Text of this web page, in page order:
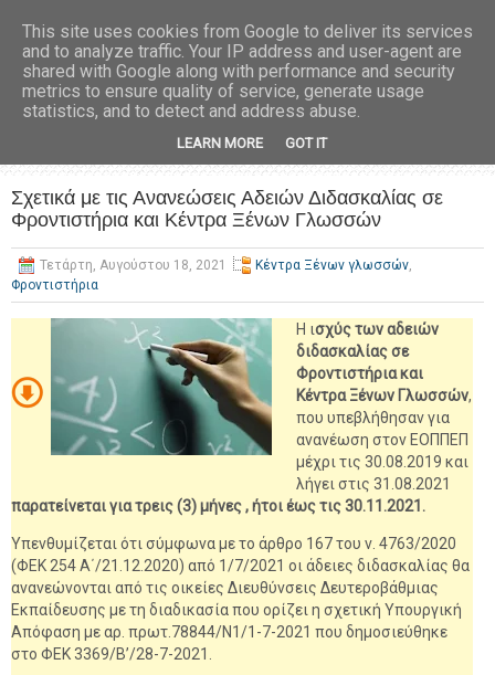
Σχετικά με τις Ανανεώσεις Αδειών Διδασκαλίας σε
Φροντιστήρια και Κέντρα Ξένων Γλωσσών
Τετάρτη, Αυγούστου 18, 2021 Κέντρα Ξένων γλωσσών,
Φροντιστήρια
H ισχύς των αδειών
διδασκαλίας σε
Φροντιστήρια και
Κέντρα Ξένων Γλωσσών,
που υπεβλήθησαν για
ανανέωση στον ΕΟΠΠΕΠ
μέχρι τις 30.08.2019 και
λήγει στις 31.08.2021
παρατείνεται για τρεις (3) μήνες , ήτοι έως τις 30.11.2021.
Υπενθυμίζεται ότι σύμφωνα με το άρθρο 167 του ν. 4763/2020
(ΦΕΚ 254 Α΄/21.12.2020) από 1/7/2021 οι άδειες διδασκαλίας θα
ανανεώνονται από τις οικείες Διευθύνσεις Δευτεροβάθμιας
Εκπαίδευσης με τη διαδικασία που ορίζει η σχετική Υπουργική
Απόφαση με αρ. πρωτ.78844/Ν1/1-7-2021 που δημοσιεύθηκε
στο ΦΕΚ 3369/Β’/28-7-2021.
This site uses cookies from Google to deliver its services
and to analyze traffic. Your IP address and user-agent are
shared with Google along with performance and security
metrics to ensure quality of service, generate usage
statistics, and to detect and address abuse.
LEARN MORE GOT IT